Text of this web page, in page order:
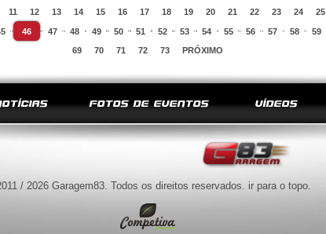
11 12 13 14 15 16 17 18 19 20 21 22 23 24 25
46 47 48 49 50 51 52 53 54 55 56 57 58 59
69
70 71 72 73 PRÓXIMO
FOTOS DE EVENTOS VÍDEOS
/ 2026 Garagem83. Todos os direitos reservados. ir para o topo.